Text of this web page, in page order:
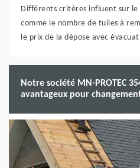
Différents critères influent sur
comme le nombre de tuiles à
le prix de la dépose avec
Notre société MN-PROTEC
avantageux pour